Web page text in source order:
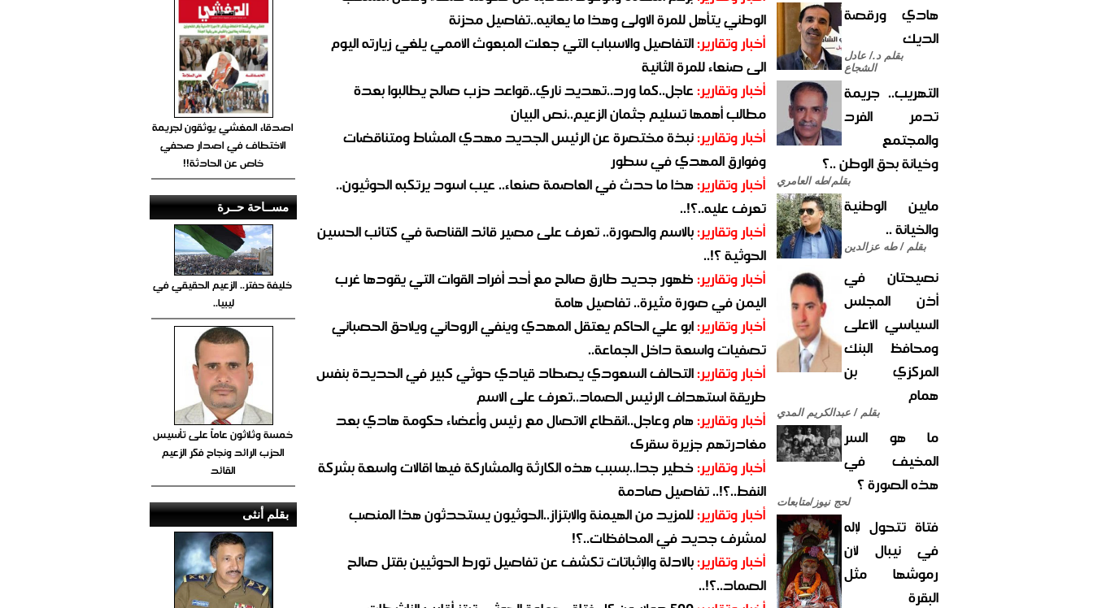
هادي ورقصة
الديك
بقلم د./ عادل
الشجاع
التهريب.. جريمة
تدمر الفرد
والمجتمع
وخيانة بحق الوطن ..؟
بقلم/طه العامري
مابين الوطنية
والخيانة ..
بقلم / طه عزالدين
نصيحتان في
أذن المجلس
السياسي الأعلى
ومحافظ البنك
المركزي بن
همام
بقلم / عبدالكريم المدي
ما هو السر
المخيف في
هذه الصورة ؟
لحج نيوز/متابعات
فتاة تتحول لإله
في نيبال لأن
رموشها مثل
البقرة
الوطني يتأهل للمرة الاولى وهذا ما يعانيه..تفاصيل محزنة
أخبار وتقارير:التفاصيل والاسباب التي جعلت المبعوث الأممي يلغي زيارته اليوم
الى صنعاء للمرة الثانية
أخبار وتقارير:عاجل..كما ورد..تهديد ناري..قواعد حزب صالح يطالبوا بعدة
مطالب أهمها تسليم جثمان الزعيم..نص البيان
أخبار وتقارير:نبذة مختصرة عن الرئيس الجديد مهدي المشاط ومتناقضات
وفوارق المهدي في سطور
أخبار وتقارير:هذا ما حدث في العاصمة صنعاء.. عيب اسود يرتكبه الحوثيون..
تعرف عليه..؟!..
أخبار وتقارير:بالاسم والصورة.. تعرف على مصير قائد القناصة في كتائب الحسين
الحوثية ؟!..
أخبار وتقارير:ظهور جديد طارق صالح مع أحد أفراد القوات التي يقودها غرب
اليمن في صورة مثيرة.. تفاصيل هامة
أخبار وتقارير:ابو علي الحاكم يعتقل المهدي وينفي الروحاني ويلاحق الحصباني
تصفيات واسعة داخل الجماعة..
أخبار وتقارير:التحالف السعودي يصطاد قيادي حوثي كبير في الحديدة بنفس
طريقة استهداف الرئيس الصماد..تعرف على الاسم
أخبار وتقارير:هام وعاجل..انقطاع الاتصال مع رئيس وأعضاء حكومة هادي بعد
مغادرتهم جزيرة سقرى
أخبار وتقارير:خطير جدا..بسبب هذه الكارثة والمشاركة فيها اقالات واسعة بشركة
النفط..؟!.. تفاصيل صادمة
أخبار وتقارير:للمزيد من الهيمنة والابتزاز..الحوثيون يستحدثون هذا المنصب
لمشرف جديد في المحافظات..؟!
أخبار وتقارير:بالادلة والإثباتات تكشف عن تفاصيل تورط الحوثيين بقتل صالح
الصماد..؟!..
اصدقاء المغشي يوثقون لجريمة
الاختطاف في اصدار صحفي
خاص عن الحادثة!!
مســاحة حــرة
خليفة حفتر.. الزعيم الحقيقي في
ليبيا..
خمسة وثلاثون عاماً على تأسيس
الحزب الرائد ونجاح فكر الزعيم
القائد
بقلم أنثى